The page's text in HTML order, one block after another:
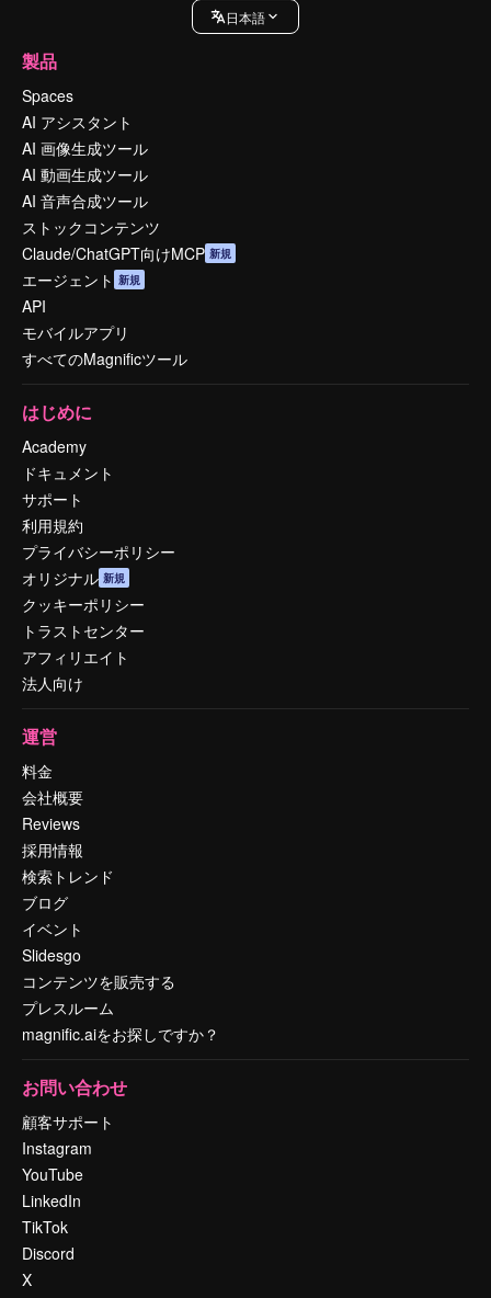
日本語
製品
Spaces
AI アシスタント
AI 画像生成ツール
AI 動画生成ツール
AI 音声合成ツール
ストックコンテンツ
Claude/ChatGPT向けMCP 新規
エージェント 新規
API
モバイルアプリ
すべてのMagnificツール
はじめに
Academy
ドキュメント
サポート
利用規約
プライバシーポリシー
オリジナル 新規
クッキーポリシー
トラストセンター
アフィリエイト
法人向け
運営
料金
会社概要
Reviews
採用情報
検索トレンド
ブログ
イベント
Slidesgo
コンテンツを販売する
プレスルーム
magnific.aiをお探しですか？
お問い合わせ
顧客サポート
Instagram
YouTube
LinkedIn
TikTok
Discord
X